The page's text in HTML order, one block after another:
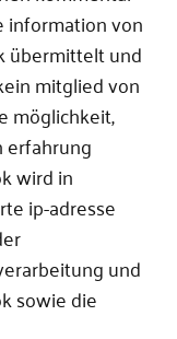
information von
übermittelt und
mitglied von
möglichkeit,
erfahrung
wird in
ip-adresse
und
sowie die